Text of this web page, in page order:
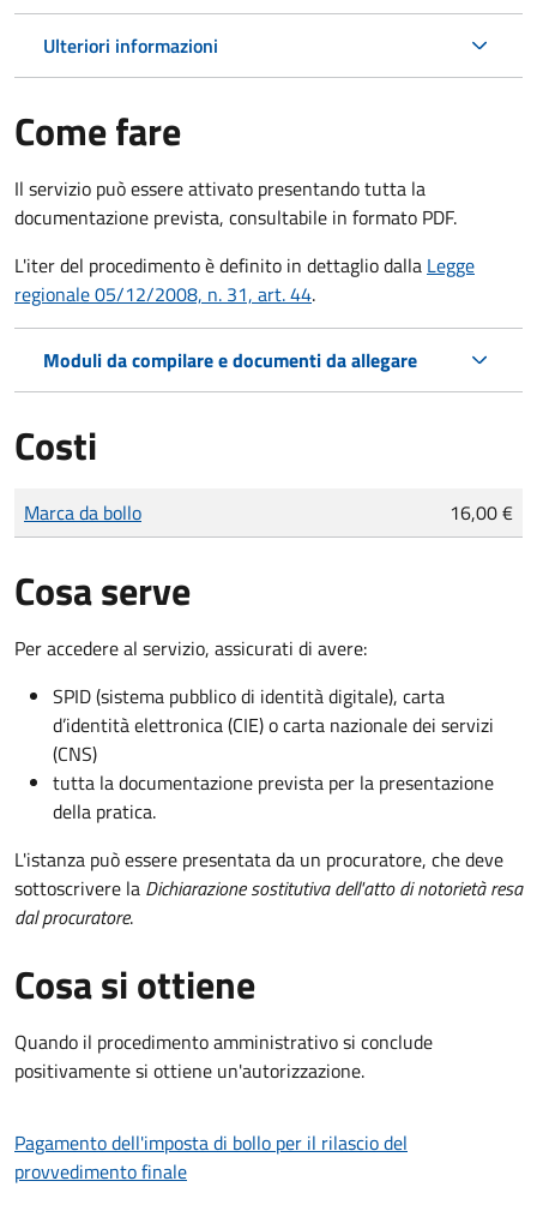
Ulteriori informazioni
Come fare
Il servizio può essere attivato presentando tutta la
documentazione prevista, consultabile in formato PDF.
L'iter del procedimento è definito in dettaglio dalla Legge
regionale 05/12/2008, n. 31, art. 44.
Moduli da compilare e documenti da allegare
Costi
Tipo di pagamento
Importo
Marca da bollo 16,00 €
Cosa serve
Per accedere al servizio, assicurati di avere:
SPID (sistema pubblico di identità digitale), carta
d’identità elettronica (CIE) o carta nazionale dei servizi
(CNS)
tutta la documentazione prevista per la presentazione
della pratica.
L'istanza può essere presentata da un procuratore, che deve
sottoscrivere la Dichiarazione sostitutiva dell'atto di notorietà resa
dal procuratore.
Cosa si ottiene
Quando il procedimento amministrativo si conclude
positivamente si ottiene un'autorizzazione.
Pagamento dell'imposta di bollo per il rilascio del
provvedimento finale